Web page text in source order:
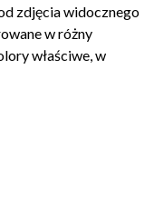
zdjęcia widocznego
w różny
właściwe, w